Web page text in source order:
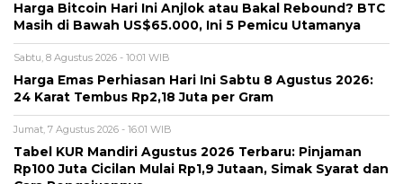
Harga Bitcoin Hari Ini Anjlok atau Bakal Rebound? BTC
Masih di Bawah US$65.000, Ini 5 Pemicu Utamanya
Sabtu, 8 Agustus 2026 - 10:01 WIB
Harga Emas Perhiasan Hari Ini Sabtu 8 Agustus 2026:
24 Karat Tembus Rp2,18 Juta per Gram
Jumat, 7 Agustus 2026 - 16:01 WIB
Tabel KUR Mandiri Agustus 2026 Terbaru: Pinjaman
Rp100 Juta Cicilan Mulai Rp1,9 Jutaan, Simak Syarat dan